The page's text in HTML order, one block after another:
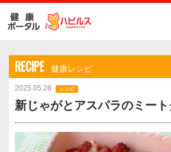
RECIPE 健康レシピ
2025.05.28 レシピ
新じゃがとアスパラのミー